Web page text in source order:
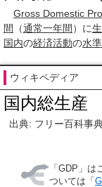
Gross Domestic
間
（通常一年間 ）に
国内の経済活動の水準
ウィキペディア
国内総生産
出典: フリー百科事
「GDP 」は
ついては「